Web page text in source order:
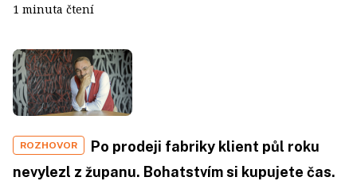
1 minuta čtení
ROZHOVOR
Po prodeji fabriky klient půl roku
nevylezl z županu. Bohatstvím si kupujete čas.